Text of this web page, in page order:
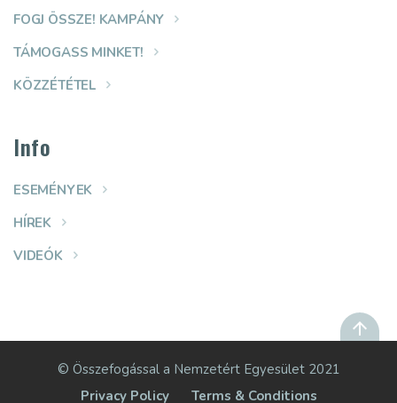
FOGJ ÖSSZE! KAMPÁNY
TÁMOGASS MINKET!
KÖZZÉTÉTEL
Info
ESEMÉNYEK
HÍREK
VIDEÓK
© Összefogással a Nemzetért Egyesület 2021
Privacy Policy
Terms & Conditions